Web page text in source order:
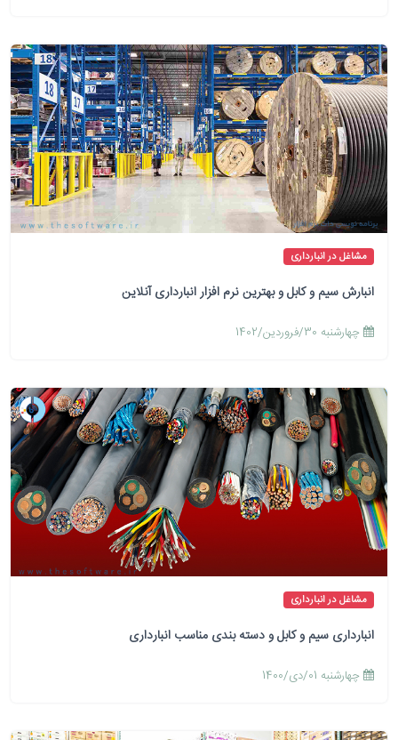
مشاغل در انبارداری
انبارش سیم و کابل و بهترین نرم افزار انبارداری آنلاین
چهارشنبه 30/فروردین/1402
مشاغل در انبارداری
انبارداری سیم و کابل و دسته بندی مناسب انبارداری
چهارشنبه 01/دی/1400